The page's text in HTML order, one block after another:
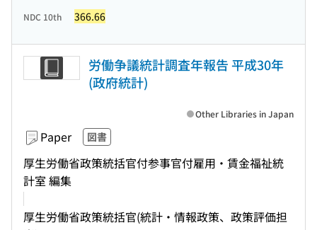
NDC 10th 366.66
労働争議統計調査年報告 平成30年
(政府統計)
Paper 図書
厚生労働省政策統括官付参事官付雇用・賃金福祉統
計室 編集
厚生労働省政策統括官(統計・情報政策、政策評価担
Other Libraries in Japan